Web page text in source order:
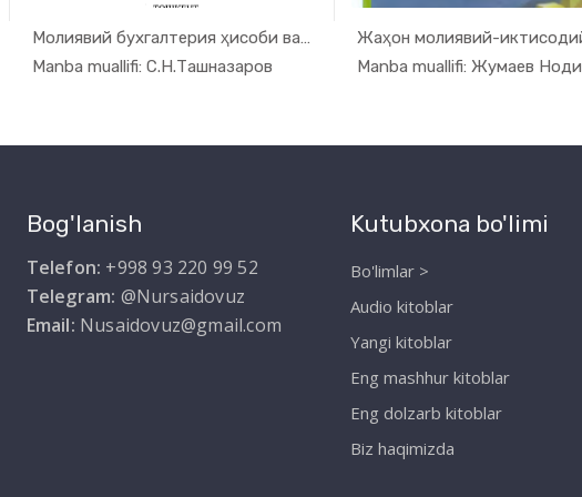
Молиявий бухгалтерия ҳисоби ва ҳ...
Manba muallifi: С.Н.Ташназаров
In Moliya,... In
Bog'lanish
Telefon: +998 93 220 99 52
Telegram: @Nursaidovuz
Email: Nusaidovuz@gmail.com
Kutubxona bo'limi
Bo'limlar >
Audio kitoblar
Yangi kitoblar
Eng mashhur kitoblar
Eng dolzarb kitoblar
Biz haqimizda